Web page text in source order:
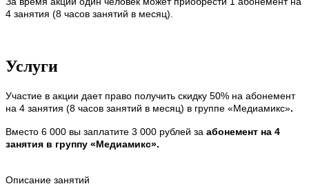
4 занятия (8 часов занятий в месяц).
Услуги
Участие в акции дает право получить скидку 50% на абонемент
на 4 занятия (8 часов занятий в месяц) в группе «Медиамикс».
Вместо 6 000 вы заплатите 3 000 рублей за абонемент на 4
занятия в группу «Медиамикс».
Описание занятий